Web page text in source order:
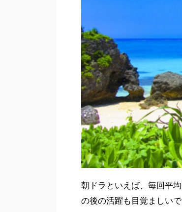
朝ドラといえば、毎回平
の後の活躍も目覚ましいで